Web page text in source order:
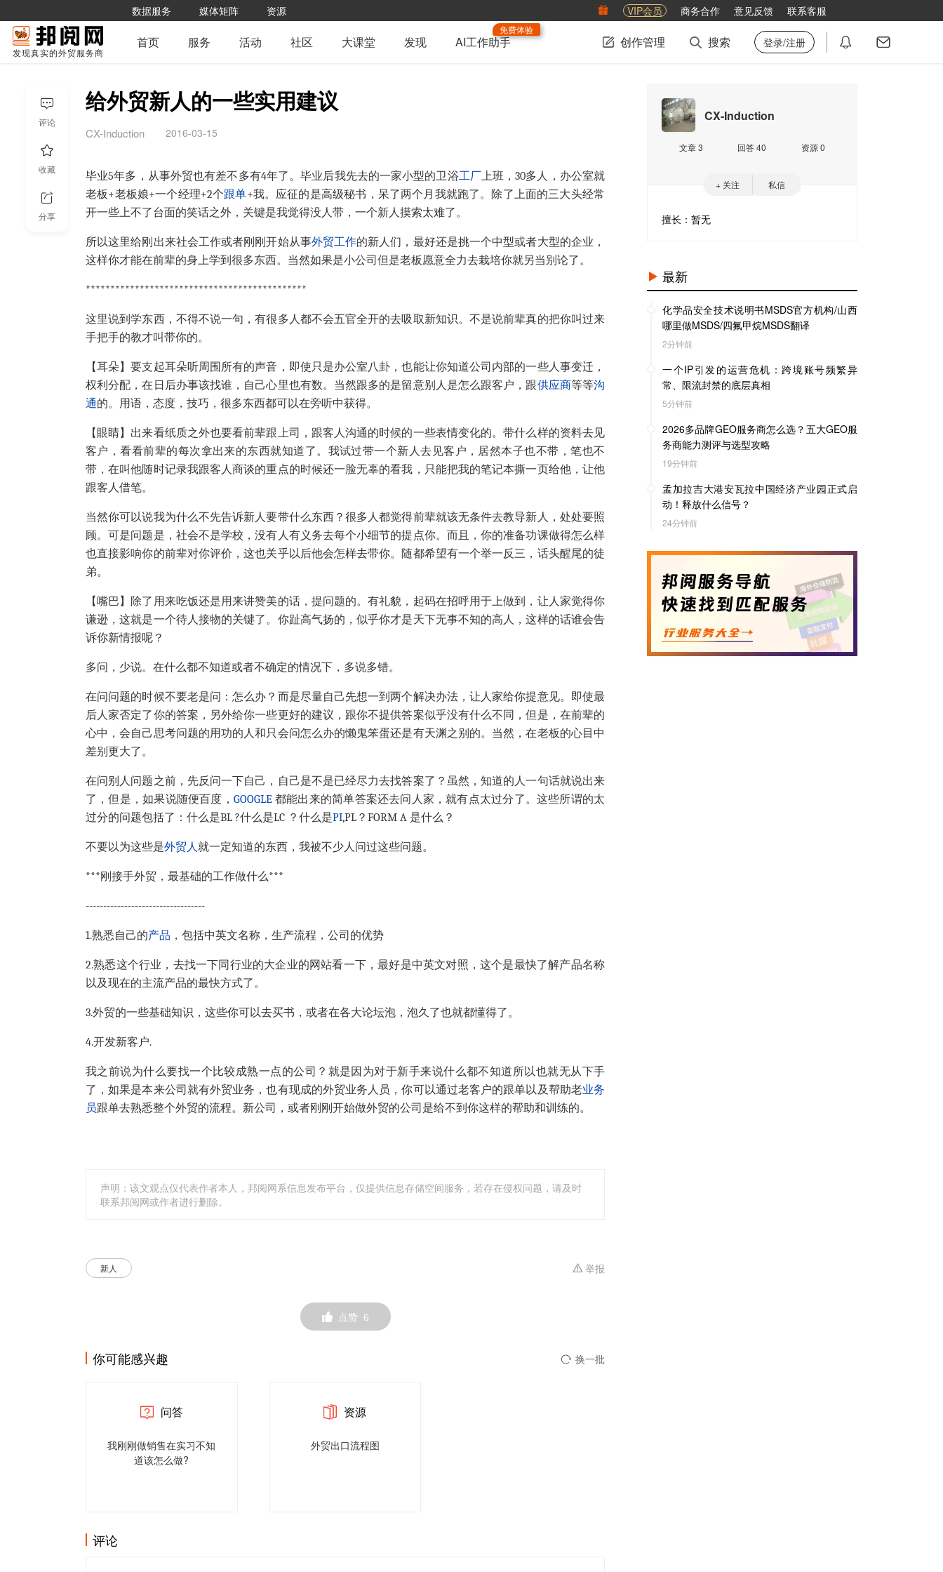
数据服务 媒体矩阵 资源 VIP会员 商务合作 意见反馈 联系客服
发现真实的外贸服务商
首页 服务 活动 社区 大课堂 发现 AI工作助手
免费体验
创作管理 搜索 登录/注册
给外贸新人的一些实用建议
CX-Induction 2016-03-15
毕业5年多，从事外贸也有差不多有4年了。毕业后我先去的一家小型的卫浴工厂上班，30多人，办公室就
老板+老板娘+一个经理+2个跟单+我。应征的是高级秘书，呆了两个月我就跑了。除了上面的三大头经常
开一些上不了台面的笑话之外，关键是我觉得没人带，一个新人摸索太难了。
所以这里给刚出来社会工作或者刚刚开始从事外贸工作的新人们，最好还是挑一个中型或者大型的企业，
这样你才能在前辈的身上学到很多东西。当然如果是小公司但是老板愿意全力去栽培你就另当别论了。
*********************************************
这里说到学东西，不得不说一句，有很多人都不会五官全开的去吸取新知识。不是说前辈真的把你叫过来
手把手的教才叫带你的。
【耳朵】要支起耳朵听周围所有的声音，即使只是办公室八卦，也能让你知道公司内部的一些人事变迁，
权利分配，在日后办事该找谁，自己心里也有数。当然跟多的是留意别人是怎么跟客户，跟供应商等等沟
通的。用语，态度，技巧，很多东西都可以在旁听中获得。
【眼睛】出来看纸质之外也要看前辈跟上司，跟客人沟通的时候的一些表情变化的。带什么样的资料去见
客户，看看前辈的每次拿出来的东西就知道了。我试过带一个新人去见客户，居然本子也不带，笔也不
带，在叫他随时记录我跟客人商谈的重点的时候还一脸无辜的看我，只能把我的笔记本撕一页给他，让他
跟客人借笔。
当然你可以说我为什么不先告诉新人要带什么东西？很多人都觉得前辈就该无条件去教导新人，处处要照
顾。可是问题是，社会不是学校，没有人有义务去每个小细节的提点你。而且，你的准备功课做得怎么样
也直接影响你的前辈对你评价，这也关乎以后他会怎样去带你。随都希望有一个举一反三，话头醒尾的徒
弟。
【嘴巴】除了用来吃饭还是用来讲赞美的话，提问题的。有礼貌，起码在招呼用于上做到，让人家觉得你
谦逊，这就是一个待人接物的关键了。你趾高气扬的，似乎你才是天下无事不知的高人，这样的话谁会告
诉你新情报呢？
多问，少说。在什么都不知道或者不确定的情况下，多说多错。
在问问题的时候不要老是问：怎么办？而是尽量自己先想一到两个解决办法，让人家给你提意见。即使最
后人家否定了你的答案，另外给你一些更好的建议，跟你不提供答案似乎没有什么不同，但是，在前辈的
心中，会自己思考问题的用功的人和只会问怎么办的懒鬼笨蛋还是有天渊之别的。当然，在老板的心目中
差别更大了。
在问别人问题之前，先反问一下自己，自己是不是已经尽力去找答案了？虽然，知道的人一句话就说出来
了，但是，如果说随便百度， GOOGLE都能出来的简单答案还去问人家，就有点太过分了。这些所谓的太
过分的问题包括了：什么是BL ?什么是LC ？什么是PI,PL？FORM A 是什么？
不要以为这些是外贸人就一定知道的东西，我被不少人问过这些问题。
***刚接手外贸，最基础的工作做什么***
----------------------------------
1.熟悉自己的产品 ，包括中英文名称，生产流程，公司的优势
2.熟悉这个行业，去找一下同行业的大企业的网站看一下，最好是中英文对照，这个是最快了解产品名称
以及现在的主流产品的最快方式了。
3.外贸的一些基础知识，这些你可以去买书，或者在各大论坛泡，泡久了也就都懂得了。
4.开发新客户.
我之前说为什么要找一个比较成熟一点的公司？就是因为对于新手来说什么都不知道所以也就无从下手
了，如果是本来公司就有外贸业务，也有现成的外贸业务人员，你可以通过老客户的跟单以及帮助老业务
员跟单去熟悉整个外贸的流程。新公司，或者刚刚开始做外贸的公司是给不到你这样的帮助和训练的。
声明：该文观点仅代表作者本人，邦阅网系信息发布平台，仅提供信息存储空间服务，若存在侵权问题，请及时
联系邦阅网或作者进行删除。
新人 举报
点赞 6
评论
收藏
分享
你可能感兴趣 换一批
问答
我刚刚做销售在实习不知
道该怎么做?
资源
外贸出口流程图
评论
CX-Induction
文章 3 回答 40 资源 0
+ 关注 私信
擅长：暂无
最新
化学品安全技术说明书MSDS官方机构/山西
哪里做MSDS/四氟甲烷MSDS翻译
2分钟前
一个IP引发的运营危机：跨境账号频繁异
常、限流封禁的底层真相
5分钟前
2026多品牌GEO服务商怎么选？五大GEO服
务商能力测评与选型攻略
19分钟前
孟加拉吉大港安瓦拉中国经济产业园正式启
动！释放什么信号？
24分钟前